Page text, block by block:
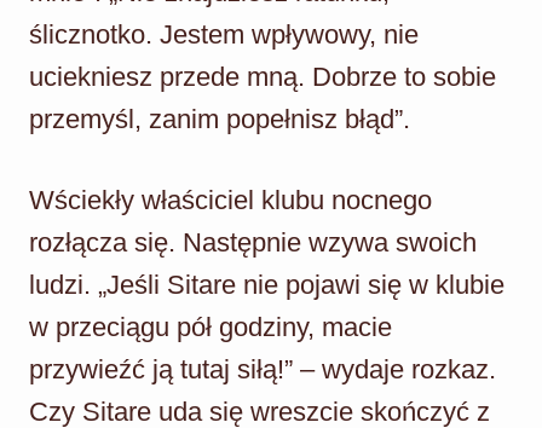
ślicznotko. Jestem wpływowy, nie
uciekniesz przede mną. Dobrze to sobie
przemyśl, zanim popełnisz błąd”.
Wściekły właściciel klubu nocnego
rozłącza się. Następnie wzywa swoich
ludzi. „Jeśli Sitare nie pojawi się w klubie
w przeciągu pół godziny, macie
przywieźć ją tutaj siłą!” – wydaje rozkaz.
Czy Sitare uda się wreszcie skończyć z